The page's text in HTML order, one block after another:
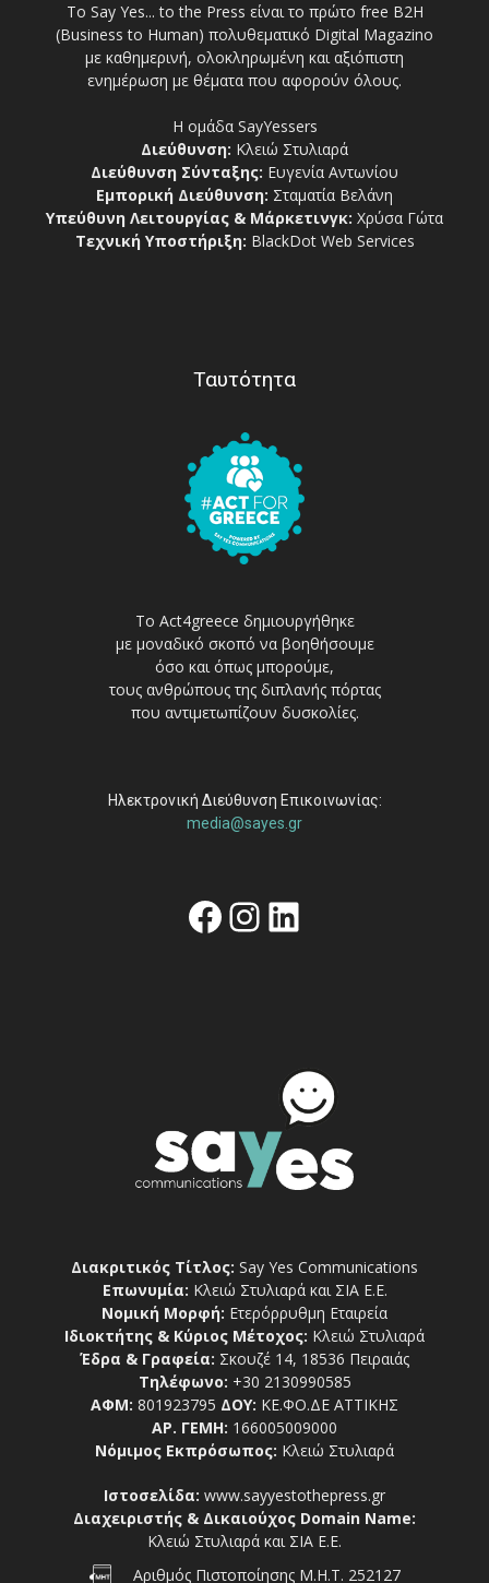
Το Say Yes... to the Press είναι το πρώτο free Β2Η
(Business to Human) πολυθεματικό Digital Magazino
με καθημερινή, ολοκληρωμένη και αξιόπιστη
ενημέρωση με θέματα που αφορούν όλους.
Η ομάδα SayYessers
Διεύθυνση: Κλειώ Στυλιαρά
Διεύθυνση Σύνταξης: Ευγενία Αντωνίου
Εμπορική Διεύθυνση: Σταματία Βελάνη
Υπεύθυνη Λειτουργίας & Μάρκετινγκ: Χρύσα Γώτα
Τεχνική Υποστήριξη: BlackDot Web Services
Ταυτότητα
Το Act4greece δημιουργήθηκε
με μοναδικό σκοπό να βοηθήσουμε
όσο και όπως μπορούμε,
τους ανθρώπους της διπλανής πόρτας
που αντιμετωπίζουν δυσκολίες.
Ηλεκτρονική Διεύθυνση Επικοινωνίας:
media@sayes.gr
Facebook
Instagram
Linkedin
Διακριτικός Τίτλος: Say Yes Communications
Επωνυμία: Κλειώ Στυλιαρά και ΣΙΑ Ε.Ε.
Νομική Μορφή: Ετερόρρυθμη Εταιρεία
Ιδιοκτήτης & Κύριος Μέτοχος: Κλειώ Στυλιαρά
Έδρα & Γραφεία: Σκουζέ 14, 18536 Πειραιάς
Τηλέφωνο: +30 2130990585
ΑΦΜ: 801923795 ΔΟΥ: ΚΕ.ΦΟ.ΔΕ ΑΤΤΙΚΗΣ
ΑΡ. ΓΕΜΗ: 166005009000
Νόμιμος Εκπρόσωπος: Κλειώ Στυλιαρά
Ιστοσελίδα: www.sayyestothepress.gr
Διαχειριστής & Δικαιούχος Domain Name:
Κλειώ Στυλιαρά και ΣΙΑ Ε.Ε.
Αριθμός Πιστοποίησης Μ.Η.Τ. 252127